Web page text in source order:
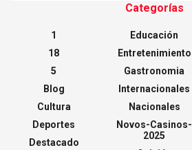
Categorías
1
18
5
Blog
Cultura
Deportes
Destacado
Educación
Entretenimiento
Gastronomia
Internacionales
Nacionales
Novos-Casinos-
2025